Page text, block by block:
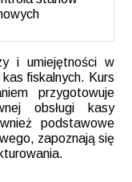
i umiejętności w
fiskalnych. Kurs
przygotowuje
obsługi kasy
podstawowe
zapoznają się